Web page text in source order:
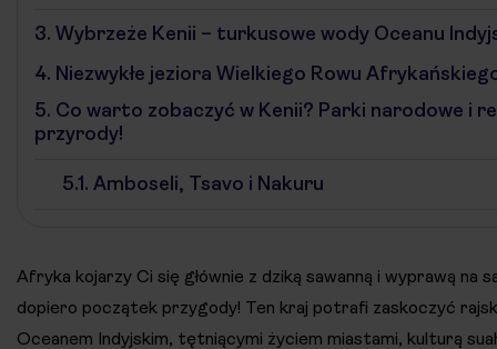
3. Wybrzeże Kenii – turkusowe wody Oceanu
4. Niezwykłe jeziora Wielkiego Rowu
5. Co warto zobaczyć w Kenii? Parki narodowe i
przyrody!
5.1. Amboseli, Tsavo i Nakuru
Afryka kojarzy Ci się głównie z dziką sawanną i wyprawą na
dopiero początek przygody! Ten kraj potrafi zaskoczyć
Oceanem Indyjskim, tętniącymi życiem miastami, kulturą